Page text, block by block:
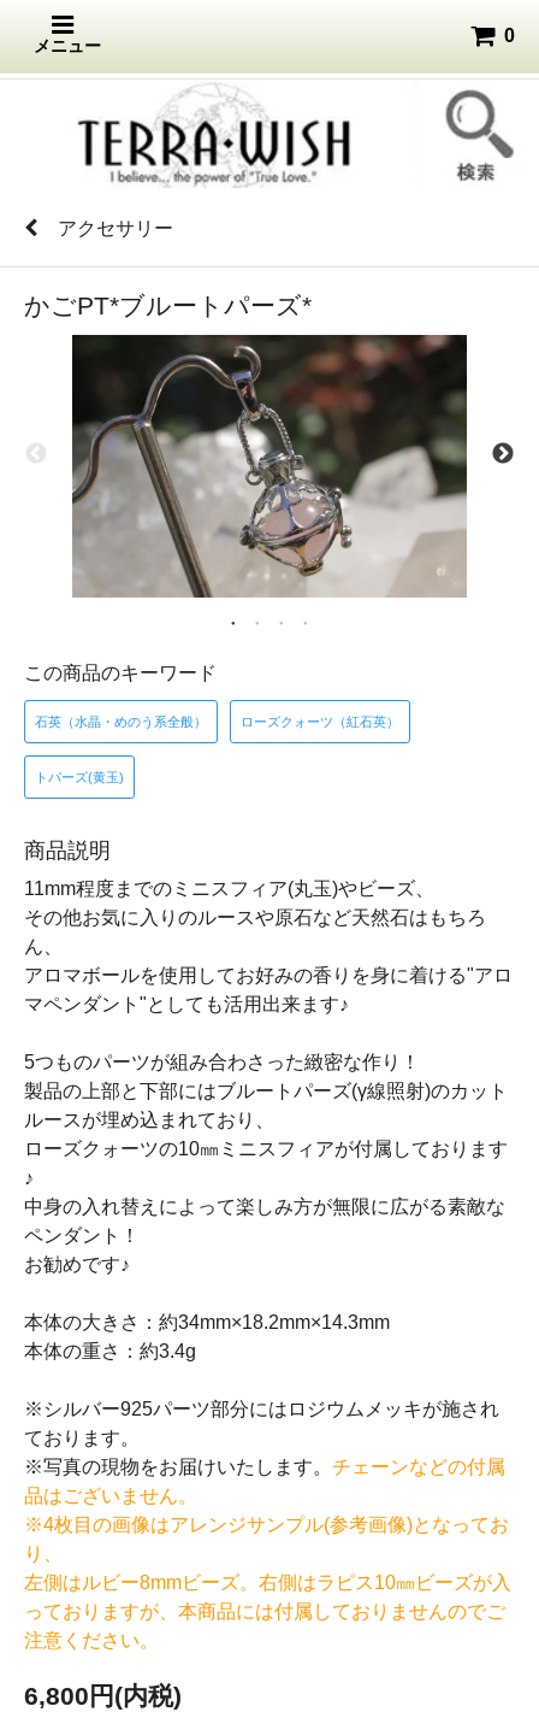
メニュー
0
アクセサリー
かごPT*ブルートパーズ*
この商品のキーワード
石英（水晶・めのう系全般） ローズクォーツ（紅石英）
トパーズ(黄玉)
商品説明
11mm程度までのミニスフィア(丸玉)やビーズ、
その他お気に入りのルースや原石など天然石はもちろ
ん、
アロマボールを使用してお好みの香りを身に着ける"アロ
マペンダント"としても活用出来ます♪
5つものパーツが組み合わさった緻密な作り！
製品の上部と下部にはブルートパーズ(γ線照射)のカット
ルースが埋め込まれており、
ローズクォーツの10㎜ミニスフィアが付属しております
♪
中身の入れ替えによって楽しみ方が無限に広がる素敵な
ペンダント！
お勧めです♪
本体の大きさ：約34mm×18.2mm×14.3mm
本体の重さ：約3.4g
※シルバー925パーツ部分にはロジウムメッキが施され
ております。
※写真の現物をお届けいたします。 チェーンなどの付属
品はございません。
※4枚目の画像はアレンジサンプル(参考画像)となってお
り、
左側はルビー8mmビーズ。右側はラピス10㎜ビーズが入
っておりますが、本商品には付属しておりませんのでご
注意ください。
6,800円(内税)